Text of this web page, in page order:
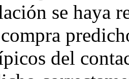
se haya
del